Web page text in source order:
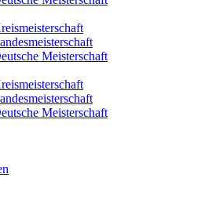
Meisterschaft
Meisterschaft